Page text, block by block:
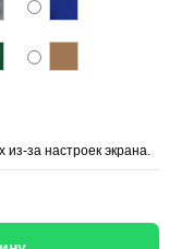
из-за настроек экрана.